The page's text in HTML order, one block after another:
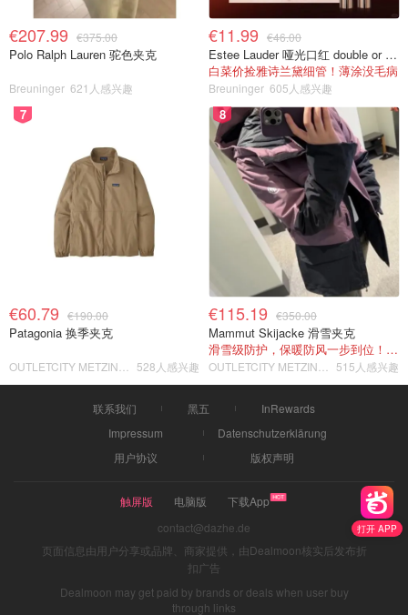
打开 APP
€207.99 €375.00
Polo Ralph Lauren 驼色夹克
Breuninger 621人感兴趣
€11.99 €46.00
Estee Lauder 哑光口红 double or nothing色号
白菜价捡雅诗兰黛细管！薄涂没毛病
Breuninger 605人感兴趣
7
€60.79 €190.00
Patagonia 换季夹克
528人感兴趣
8
€115.19 €350.00
Mammut Skijacke 滑雪夹克
滑雪级防护，保暖防风一步到位！仅剩s！
515人感兴趣
联系我们 黑五
InRewards
Impressum
Datenschutzerklärung
用户协议
版权声明
触屏版 电脑版
下载App
contact@dazhe.de
页面信息由用户分享或品牌、商家提供，由Dealmoon核实后发布折
扣广告
Dealmoon may get paid by brands or deals when user buy
through links